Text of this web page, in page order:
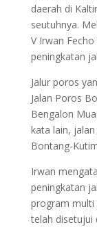
daerah di
seutuhnya.
V Irwan
peningkatan
Jalur poros
Jalan Poros
Bengalon
kata lain,
Bontang-
Irwan
peningkatan
program multi
telah disetujui